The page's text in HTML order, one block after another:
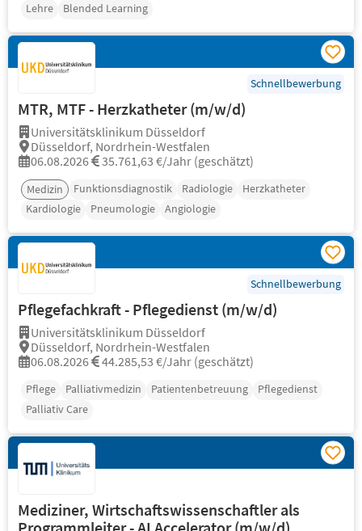
Lehre
Blended Learning
Schnellbewerbung
MTR, MTF - Herzkatheter (m/w/d)
Universitätsklinikum Düsseldorf
Düsseldorf, Nordrhein-Westfalen
06.08.2026
35.761,63 €/Jahr (geschätzt)
Medizin Funktionsdiagnostik Radiologie
Herzkatheter
Kardiologie
Pneumologie Angiologie
Schnellbewerbung
Pflegefachkraft - Pflegedienst (m/w/d)
Universitätsklinikum Düsseldorf
Düsseldorf, Nordrhein-Westfalen
06.08.2026
44.285,53 €/Jahr (geschätzt)
Pflege Palliativmedizin Patientenbetreuung
Pflegedienst
Palliativ Care
Mediziner, Wirtschaftswissenschaftler als